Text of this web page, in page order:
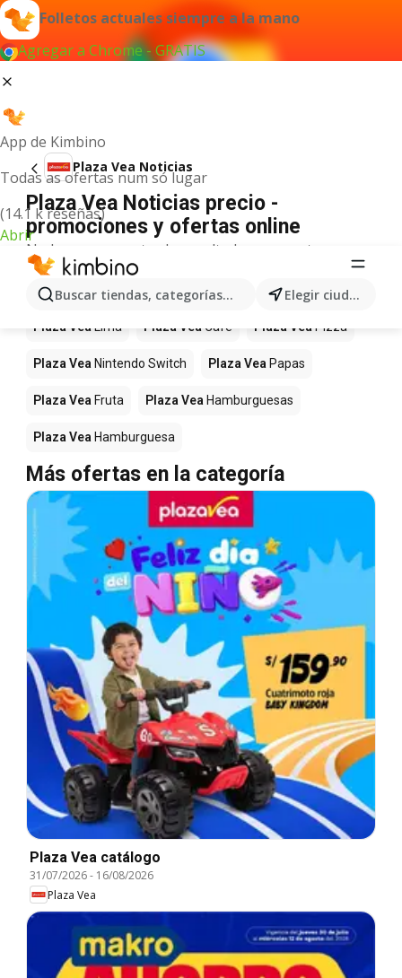
Folletos actuales siempre a la mano
Agregar a Chrome - GRATIS
App de Kimbino
Todas as ofertas num só lugar
(14.1 k reseñas)
Abrir
Buscar tiendas, categorías, productos... Elegir ciudad
Plaza Vea Noticias
Plaza Vea Noticias precio -
promociones y ofertas online
No hemos encontrado resultados para este
término.
Más productos en tiendas Plaza Vea
Plaza VeaLima Plaza Vea Café Plaza VeaPizza
Plaza Vea Nintendo Switch Plaza Vea Papas
Plaza Vea Fruta Plaza Vea Hamburguesas
Plaza Vea Hamburguesa
Más ofertas en la categoría
Plaza Vea catálogo
31/07/2026- 16/08/2026
Plaza Vea